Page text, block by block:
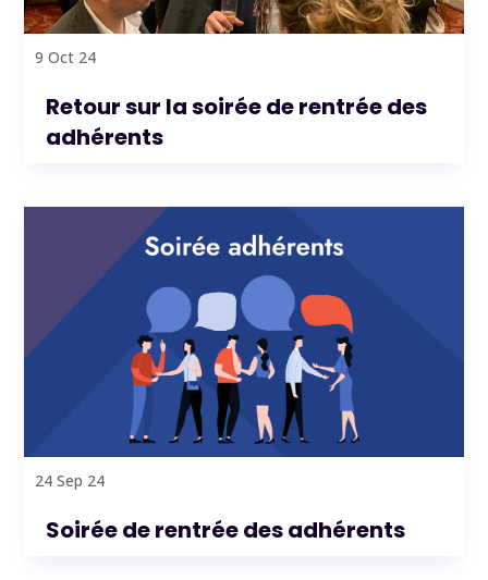
9 Oct 24
Retour sur la soirée de rentrée des
adhérents
24 Sep 24
Soirée de rentrée des adhérents